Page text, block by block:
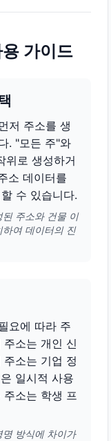
가이드
저 주소를 생
. "모든 주"와
위로 생성하거
소 데이터를
수 있습니다.
주소와 건물 이
여 데이터의 진
요에 따라 주
소는 개인 신
소는 기업 정
일시적 사용
주소는 학생 프
방식에 차이가